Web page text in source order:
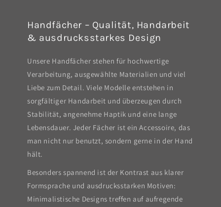
Handfächer – Qualität, Handarbeit
& ausdrucksstarkes Design
Unsere Handfächer stehen für hochwertige
Verarbeitung, ausgewählte Materialien und viel
Liebe zum Detail. Viele Modelle entstehen in
sorgfältiger Handarbeit und überzeugen durch
Stabilität, angenehme Haptik und eine lange
Lebensdauer. Jeder Fächer ist ein Accessoire, das
man nicht nur benutzt, sondern gerne in der Hand
hält.
Besonders spannend ist der Kontrast aus klarer
Formsprache und ausdrucksstarken Motiven:
Minimalistische Designs treffen auf aufregende